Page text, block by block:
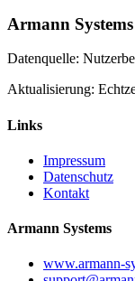
Armann
Datenquelle:
Aktualisierung:
Links
Impressum
Datenschutz
Kontakt
Armann Systems
www.armann-